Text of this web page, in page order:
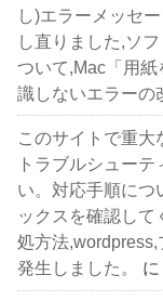
し)エラーメッセ
し直りました,ソ
ついて,Mac「用
識しないエラーの
このサイトで重
トラブルシュー
い。対応手順につ
ックスを確認し
処方法
発生しました。
に